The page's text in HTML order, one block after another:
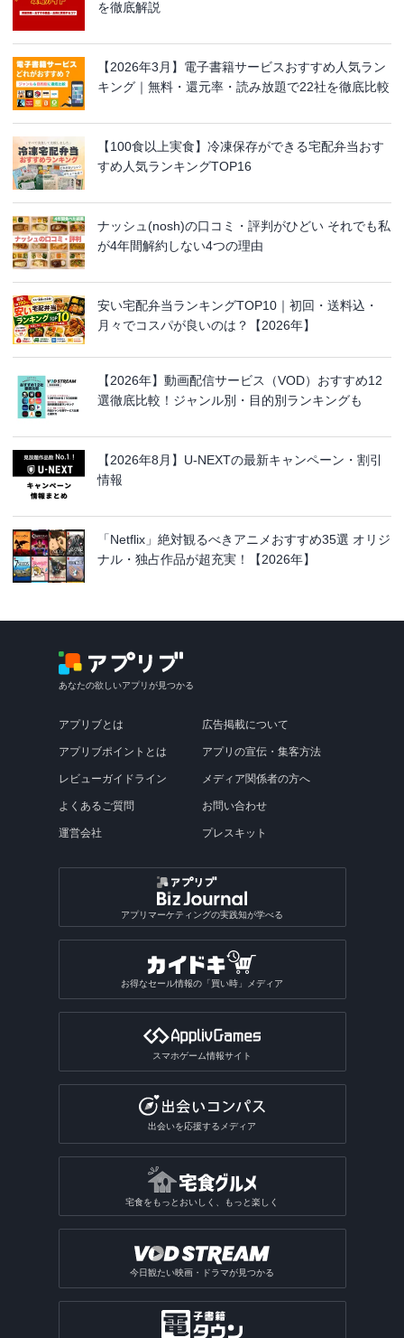
を徹底解説
【2026年3月】電子書籍サービスおすすめ人気ラン
キング｜無料・還元率・読み放題で22社を徹底比較
【100食以上実食】冷凍保存ができる宅配弁当おす
すめ人気ランキングTOP16
ナッシュ(nosh)の口コミ・評判がひどい それでも私
が4年間解約しない4つの理由
安い宅配弁当ランキングTOP10｜初回・送料込・
月々でコスパが良いのは？【2026年】
【2026年】動画配信サービス（VOD）おすすめ12
選徹底比較！ジャンル別・目的別ランキングも
【2026年8月】U-NEXTの最新キャンペーン・割引
情報
「Netflix」絶対観るべきアニメおすすめ35選 オリジ
ナル・独占作品が超充実！【2026年】
あなたの欲しいアプリが見つかる
アプリブとは
アプリブポイントとは
レビューガイドライン
よくあるご質問
運営会社
広告掲載について
アプリの宣伝・集客方法
メディア関係者の方へ
お問い合わせ
プレスキット
アプリマーケティングの実践知が学べる
お得なセール情報の「買い時」メディア
スマホゲーム情報サイト
出会いを応援するメディア
宅食をもっとおいしく、もっと楽しく
今日観たい映画・ドラマが見つかる